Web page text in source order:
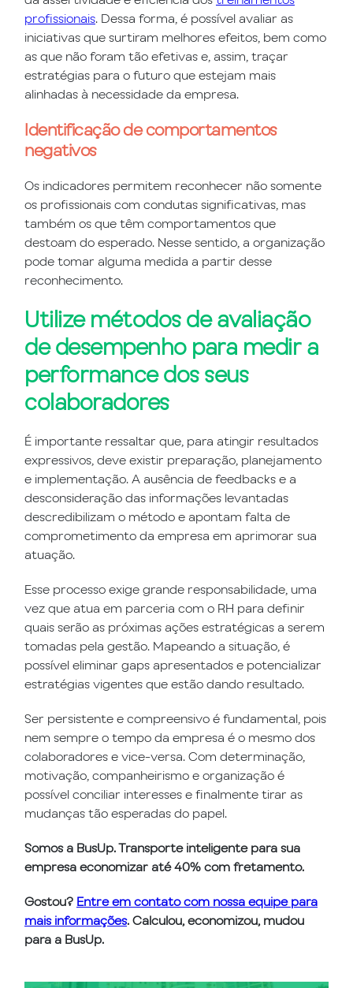
profissionais. Dessa forma, é possível avaliar as
iniciativas que surtiram melhores efeitos, bem como
as que não foram tão efetivas e, assim, traçar
estratégias para o futuro que estejam mais
alinhadas à necessidade da empresa.
Identificação de comportamentos
negativos
Os indicadores permitem reconhecer não somente
os profissionais com condutas significativas, mas
também os que têm comportamentos que
destoam do esperado. Nesse sentido, a organização
pode tomar alguma medida a partir desse
reconhecimento.
Utilize métodos de avaliação
de desempenho para medir a
performance dos seus
colaboradores
É importante ressaltar que, para atingir resultados
expressivos, deve existir preparação, planejamento
e implementação. A ausência de feedbacks e a
desconsideração das informações levantadas
descredibilizam o método e apontam falta de
comprometimento da empresa em aprimorar sua
atuação.
Esse processo exige grande responsabilidade, uma
vez que atua em parceria com o RH para definir
quais serão as próximas ações estratégicas a serem
tomadas pela gestão. Mapeando a situação, é
possível eliminar gaps apresentados e potencializar
estratégias vigentes que estão dando resultado.
Ser persistente e compreensivo é fundamental, pois
nem sempre o tempo da empresa é o mesmo dos
colaboradores e vice-versa. Com determinação,
motivação, companheirismo e organização é
possível conciliar interesses e finalmente tirar as
mudanças tão esperadas do papel.
Somos a BusUp. Transporte inteligente para sua
empresa economizar até 40% com fretamento.
Gostou? Entre em contato com nossa equipe para
mais informações. Calculou, economizou, mudou
para a BusUp.